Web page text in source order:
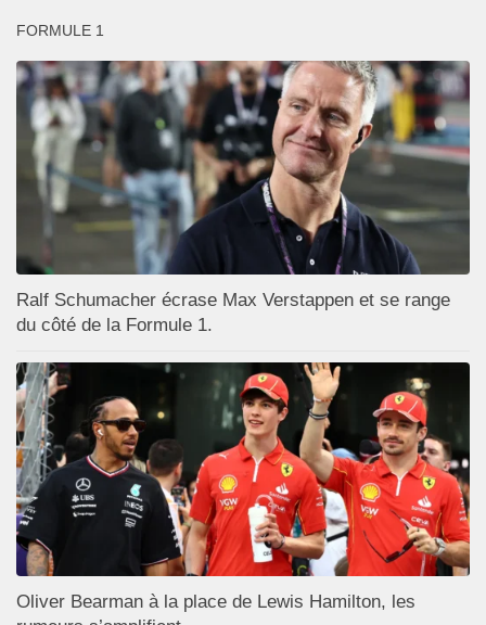
FORMULE 1
Ralf Schumacher écrase Max Verstappen et se range
du côté de la Formule 1.
Oliver Bearman à la place de Lewis Hamilton, les